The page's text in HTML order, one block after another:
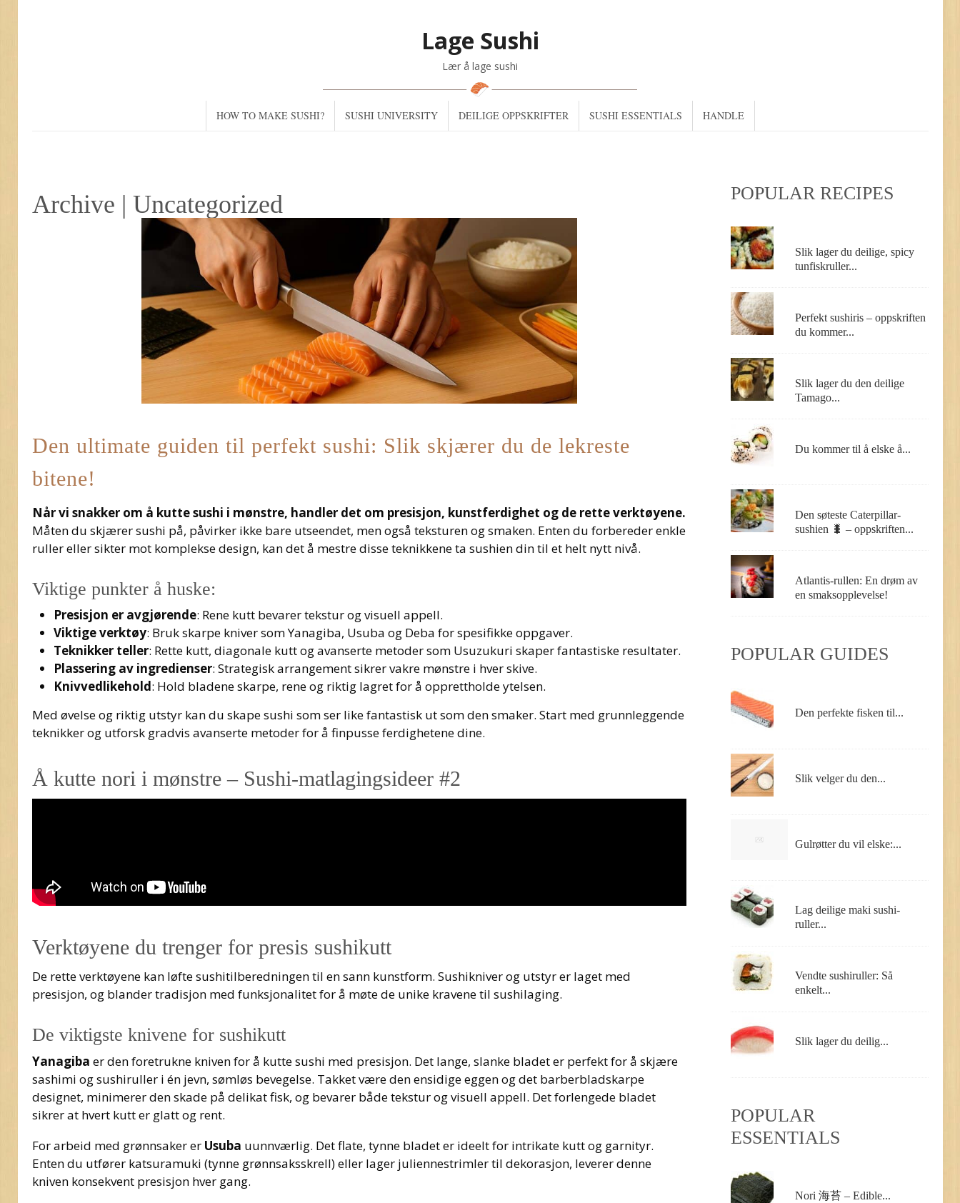
Lage Sushi
Lær å lage sushi
HOW TO MAKE SUSHI? SUSHI UNIVERSITY DEILIGE OPPSKRIFTER SUSHI ESSENTIALS HANDLE
Archive | Uncategorized
Den ultimate guiden til perfekt sushi: Slik skjærer du de lekreste
bitene!
Når vi snakker om å kutte sushi i mønstre, handler det om presisjon, kunstferdighet og de rette verktøyene.
Måten du skjærer sushi på, påvirker ikke bare utseendet, men også teksturen og smaken. Enten du forbereder enkle
ruller eller sikter mot komplekse design, kan det å mestre disse teknikkene ta sushien din til et helt nytt nivå.
Viktige punkter å huske:
Presisjon er avgjørende: Rene kutt bevarer tekstur og visuell appell.
Viktige verktøy: Bruk skarpe kniver som Yanagiba, Usuba og Deba for spesifikke oppgaver.
Teknikker teller: Rette kutt, diagonale kutt og avanserte metoder som Usuzukuri skaper fantastiske resultater.
Plassering av ingredienser: Strategisk arrangement sikrer vakre mønstre i hver skive.
Knivvedlikehold: Hold bladene skarpe, rene og riktig lagret for å opprettholde ytelsen.
Med øvelse og riktig utstyr kan du skape sushi som ser like fantastisk ut som den smaker. Start med grunnleggende
teknikker og utforsk gradvis avanserte metoder for å finpusse ferdighetene dine.
Å kutte nori i mønstre – Sushi-matlagingsideer #2
Verktøyene du trenger for presis sushikutt
De rette verktøyene kan løfte sushitilberedningen til en sann kunstform. Sushikniver og utstyr er laget med
presisjon, og blander tradisjon med funksjonalitet for å møte de unike kravene til sushilaging.
De viktigste knivene for sushikutt
Yanagiba er den foretrukne kniven for å kutte sushi med presisjon. Det lange, slanke bladet er perfekt for å skjære
sashimi og sushiruller i én jevn, sømløs bevegelse. Takket være den ensidige eggen og det barberbladskarpe
designet, minimerer den skade på delikat fisk, og bevarer både tekstur og visuell appell. Det forlengede bladet
sikrer at hvert kutt er glatt og rent.
For arbeid med grønnsaker er Usuba uunnværlig. Det flate, tynne bladet er ideelt for intrikate kutt og garnityr.
Enten du utfører katsuramuki (tynne grønnsaksskrell) eller lager juliennestrimler til dekorasjon, leverer denne
kniven konsekvent presisjon hver gang.
POPULAR RECIPES
Slik lager du deilige, spicy
tunfiskruller...
Perfekt sushiris – oppskriften
du kommer...
Slik lager du den deilige
Tamago...
Du kommer til å elske å...
Den søteste Caterpillar-
sushien 🐛 – oppskriften...
Atlantis-rullen: En drøm av
en smaksopplevelse!
POPULAR GUIDES
Den perfekte fisken til...
Slik velger du den...
Gulrøtter du vil elske:...
Lag deilige maki sushi-
ruller...
Vendte sushiruller: Så
enkelt...
Slik lager du deilig...
POPULAR
ESSENTIALS
Nori 海苔 – Edible...